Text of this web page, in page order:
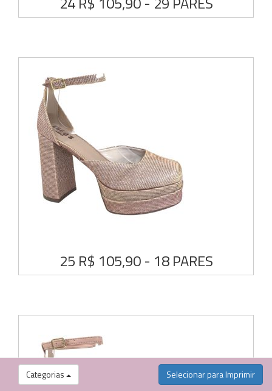
Categorias Selecionar para Imprimir
25 R$ 105,90 - 18 PARES